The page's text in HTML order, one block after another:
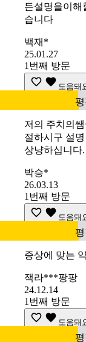
든설명을이해
습니다
백재*
25.01.27
1번째 방문
도움돼
저의 주치의
절하시구 설
상냥하십니다.
박승*
26.03.13
1번째 방문
도움돼
증상에 맞는
잭라***팡팡
24.12.14
1번째 방문
도움돼